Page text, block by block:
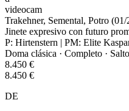
videocam
Trakehner, Semental, Potro
Jinete expresivo con futuro
P: Hirtenstern | PM: Elite
Doma clásica · Completo · Salto
8.450 €
8.450 €
DE